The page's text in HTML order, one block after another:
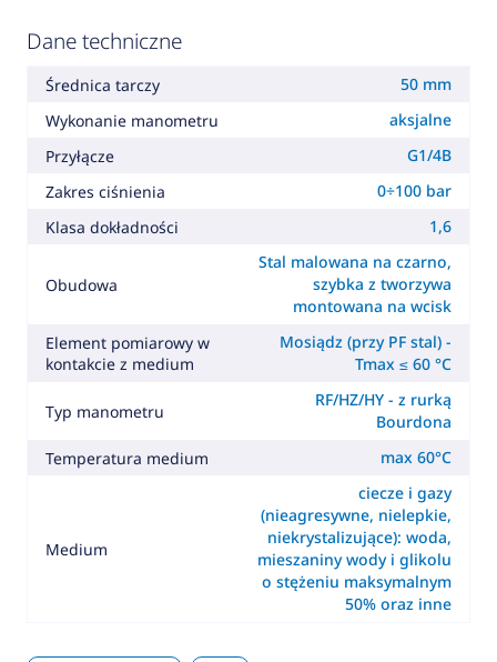
Dane techniczne
Średnica tarczy
50 mm
Wykonanie manometru
aksjalne
Przyłącze
G1/4B
Zakres ciśnienia
0÷100 bar
Klasa dokładności
1,6
Obudowa
Stal malowana na czarno,
szybka z tworzywa
montowana na wcisk
Element pomiarowy w
kontakcie z medium
Mosiądz (przy PF stal) -
Tmax ≤ 60 °C
Typ manometru
RF/HZ/HY - z rurką
Bourdona
Temperatura medium
max 60°C
Medium
ciecze i gazy
(nieagresywne, nielepkie,
niekrystalizujące): woda,
mieszaniny wody i glikolu
o stężeniu maksymalnym
50% oraz inne